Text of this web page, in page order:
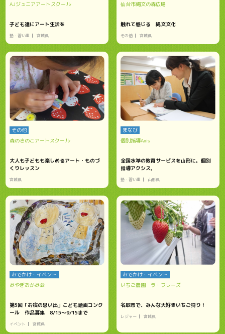
AJジュニアアートスクール
子ども達にアート生活を
塾・習い事 宮城県
仙台市縄文の森広場
触れて感じる 縄文文化
その他 宮城県
その他
森のきのこアートスクール
大人も子どもも楽しめるアート・ものづ
くりレッスン
宮城県
まなび
個別指導Axis
全国水準の教育サービスを山形に。個別
指導アクシス。
塾・習い事 山形県
おでかけ・イベント
みやぎおかみ会
第5回「お宿の思い出」こども絵画コンク
ール 作品募集 8/15～9/15まで
イベント 宮城県
おでかけ・イベント
いちご農園 ラ・フレーズ
名取市で、みんな大好きいちご狩り！
レジャー 宮城県